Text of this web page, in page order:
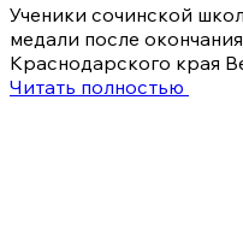
Ученики сочинской
медали после
Краснодарского края
Читать полностью